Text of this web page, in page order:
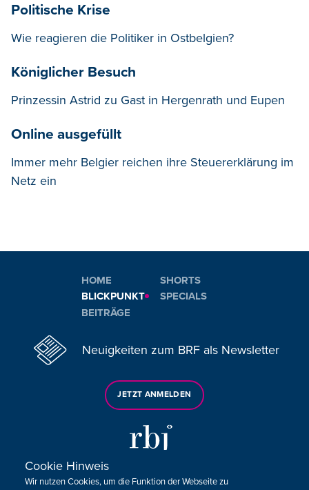
Politische Krise
Wie reagieren die Politiker in Ostbelgien?
Königlicher Besuch
Prinzessin Astrid zu Gast in Hergenrath und Eupen
Online ausgefüllt
Immer mehr Belgier reichen ihre Steuererklärung im
Netz ein
HOME
BLICKPUNKT
BEITRÄGE
SHORTS
SPECIALS
Neuigkeiten zum BRF als Newsletter
JETZT ANMELDEN
Cookie Hinweis
Wir nutzen Cookies, um die Funktion der Webseite zu